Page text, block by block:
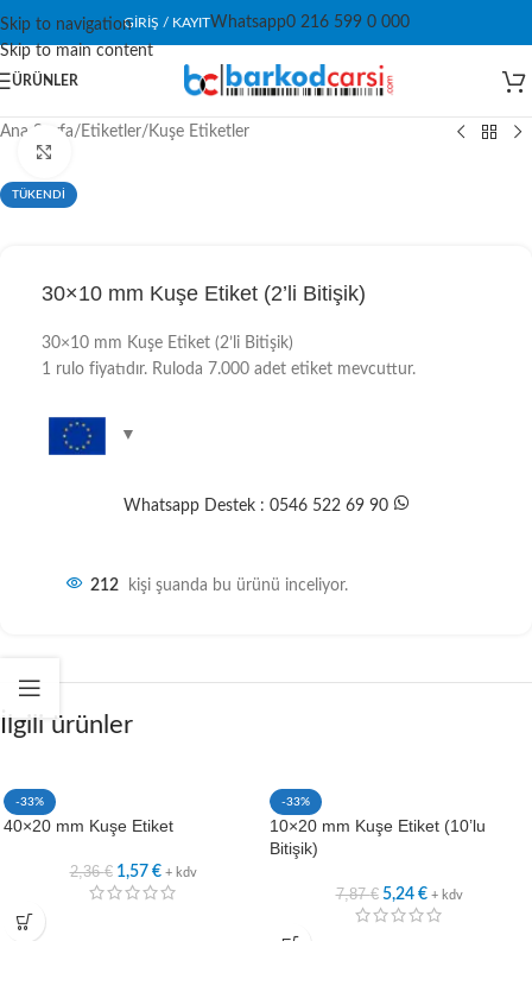
Skip to navigation
Skip to main content
GIRIŞ / KAYITWhatsapp0 216 599 0 000
ÜRÜNLER
Ana Sayfa/ Etiketler/ Kuşe Etiketler
TÜKENDİ
30×10 mm Kuşe Etiket (2’li Bitişik)
30×10 mm Kuşe Etiket (2’li Bitişik)
1 rulo fiyatıdır. Ruloda 7.000 adet etiket mevcuttur.
Whatsapp Destek : 0546 522 69 90
212 kişi şuanda bu ürünü inceliyor.
İlgili ürünler
-33%
40×20 mm Kuşe Etiket
2,36€ 1,57 € + kdv
-33%
10×20 mm Kuşe Etiket (10’lu
Bitişik)
7,87€ 5,24 € + kdv